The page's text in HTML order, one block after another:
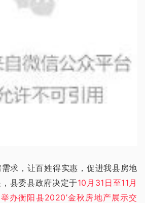
求，让百姓得实惠，促进我县房地
县委县政府决定于10月31日至11月
办衡阳县2020’金秋房地产展示交